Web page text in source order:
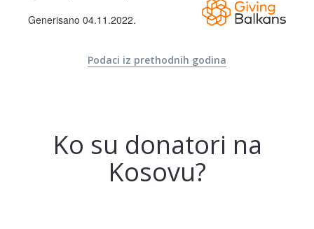
Podaci iz prethodnih godina
Ko su donatori na
Kosovu?